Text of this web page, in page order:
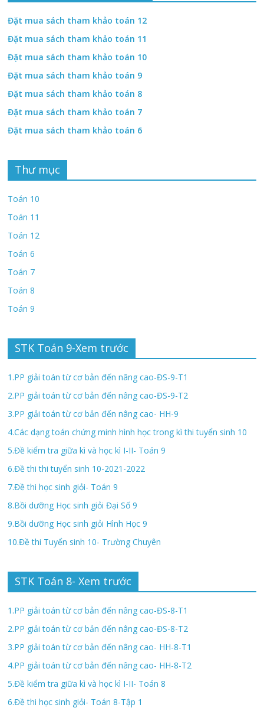
Đặt mua sách tham khảo toán 12
Đặt mua sách tham khảo toán 11
Đặt mua sách tham khảo toán 10
Đặt mua sách tham khảo toán 9
Đặt mua sách tham khảo toán 8
Đặt mua sách tham khảo toán 7
Đặt mua sách tham khảo toán 6
Thư mục
Toán 10
Toán 11
Toán 12
Toán 6
Toán 7
Toán 8
Toán 9
STK Toán 9-Xem trước
1.PP giải toán từ cơ bản đến nâng cao-ĐS-9-T1
2.PP giải toán từ cơ bản đến nâng cao-ĐS-9-T2
3.PP giải toán từ cơ bản đến nâng cao- HH-9
4.Các dạng toán chứng minh hình học trong kì thi tuyển sinh 10
5.Đề kiểm tra giữa kì và học kì I-II- Toán 9
6.Đề thi thi tuyển sinh 10-2021-2022
7.Đề thi học sinh giỏi- Toán 9
8.Bồi dưỡng Học sinh giỏi Đại Số 9
9.Bồi dưỡng Học sinh giỏi Hình Học 9
10.Đề thi Tuyển sinh 10- Trường Chuyên
STK Toán 8- Xem trước
1.PP giải toán từ cơ bản đến nâng cao-ĐS-8-T1
2.PP giải toán từ cơ bản đến nâng cao-ĐS-8-T2
3.PP giải toán từ cơ bản đến nâng cao- HH-8-T1
4.PP giải toán từ cơ bản đến nâng cao- HH-8-T2
5.Đề kiểm tra giữa kì và học kì I-II- Toán 8
6.Đề thi học sinh giỏi- Toán 8-Tập 1